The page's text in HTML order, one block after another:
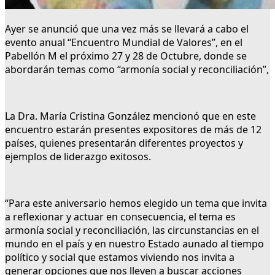
Ayer se anunció que una vez más se llevará a cabo el
evento anual “Encuentro Mundial de Valores”, en el
Pabellón M el próximo 27 y 28 de Octubre, donde se
abordarán temas como “armonía social y reconciliación”,
La Dra. María Cristina González mencionó que en este
encuentro estarán presentes expositores de más de 12
países, quienes presentarán diferentes proyectos y
ejemplos de liderazgo exitosos.
“Para este aniversario hemos elegido un tema que invita
a reflexionar y actuar en consecuencia, el tema es
armonía social y reconciliación, las circunstancias en el
mundo en el país y en nuestro Estado aunado al tiempo
político y social que estamos viviendo nos invita a
generar opciones que nos lleven a buscar acciones